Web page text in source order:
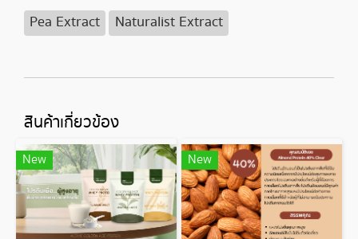
Pea Extract Naturalist Extract
สินค้าเกี่ยวข้อง
New New